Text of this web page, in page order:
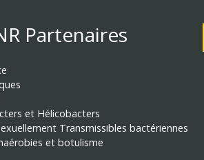
Partenaires
et Hélicobacters
Transmissibles bactériennes
et botulisme